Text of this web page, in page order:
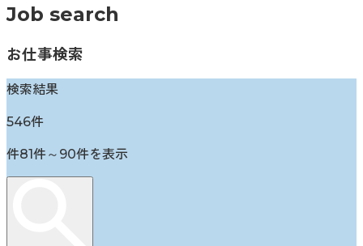
Job search
お仕事検索
検索結果
546件
件81件～ 90件を表示